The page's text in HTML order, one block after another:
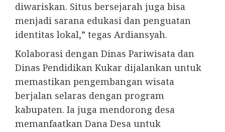
diwariskan. Situs bersejarah juga bisa
menjadi sarana edukasi dan penguatan
identitas lokal,” tegas Ardiansyah.
Kolaborasi dengan Dinas Pariwisata dan
Dinas Pendidikan Kukar dijalankan untuk
memastikan pengembangan wisata
berjalan selaras dengan program
kabupaten. Ia juga mendorong desa
memanfaatkan Dana Desa untuk